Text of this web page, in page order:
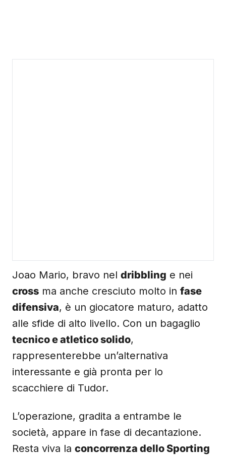
Joao Mario, bravo nel dribbling e nei
cross ma anche cresciuto molto in fase
difensiva, è un giocatore maturo, adatto
alle sfide di alto livello. Con un bagaglio
tecnico e atletico solido,
rappresenterebbe un’alternativa
interessante e già pronta per lo
scacchiere di Tudor.
L’operazione, gradita a entrambe le
società, appare in fase di decantazione.
Resta viva la concorrenza dello Sporting